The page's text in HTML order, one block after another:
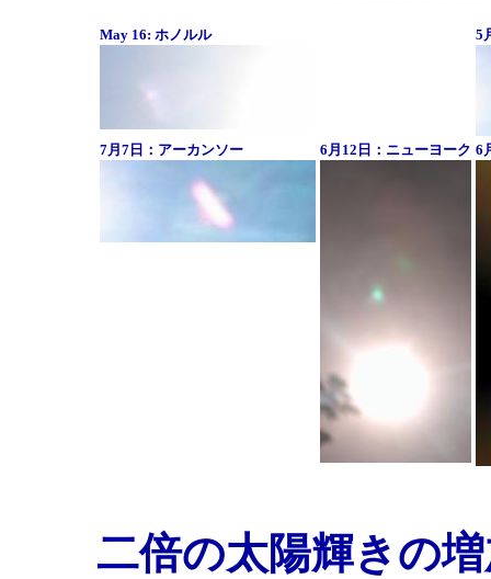
May 16: ホノルル 5
7月7日：アーカンソー 6月12日：ニューヨーク 6
二倍の太陽輝きの